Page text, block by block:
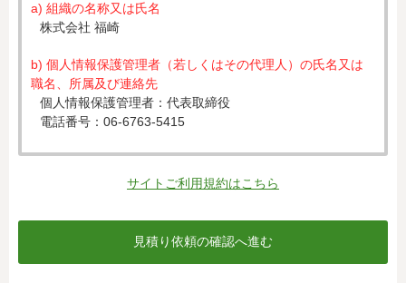
a) 組織の名称又は氏名
株式会社 福崎
b) 個人情報保護管理者（若しくはその代理人）の氏名又は
職名、所属及び連絡先
個人情報保護管理者：代表取締役
電話番号：06-6763-5415
c) 個人情報の利用目的
入力された個人情報は、お見積り依頼への対応のために利
d) 個人情報の第三者提供について
サイトご利用規約はこちら